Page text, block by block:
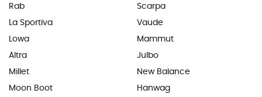
Rab
La Sportiva
Lowa
Altra
Millet
Moon Boot
Scarpa
Vaude
Mammut
Julbo
New Balance
Hanwag